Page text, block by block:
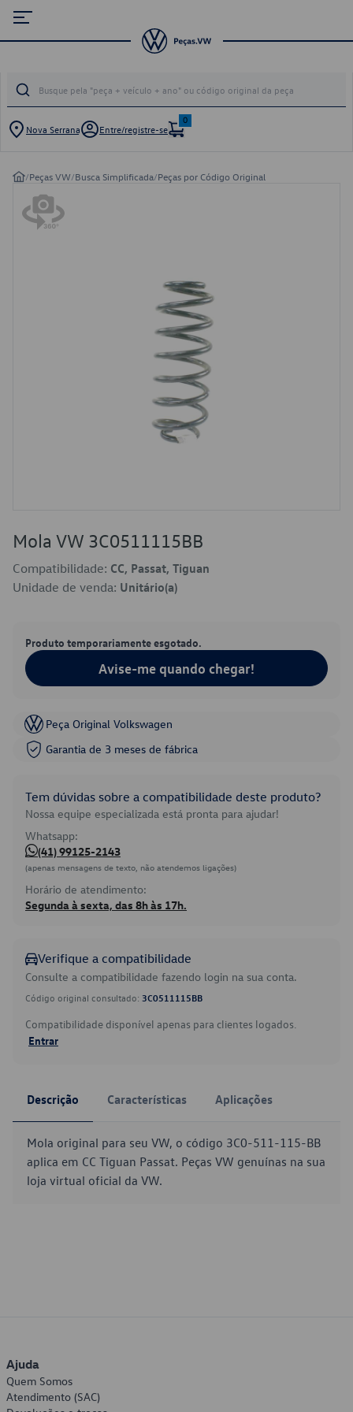
Nova Serrana Entre/registre-se
0
/Peças VW/Busca Simplificada/Peças por Código Original
Mola VW 3C0511115BB
Compatibilidade: CC, Passat, Tiguan
Unidade de venda: Unitário(a)
Produto temporariamente esgotado.
Avise-me quando chegar!
Peça Original Volkswagen
Garantia de 3 meses de fábrica
Tem dúvidas sobre a compatibilidade deste produto?
Nossa equipe especializada está pronta para ajudar!
Whatsapp:
(41) 99125-2143
(apenas mensagens de texto, não atendemos ligações)
Horário de atendimento:
Segunda à sexta, das 8h às 17h.
Verifique a compatibilidade
Consulte a compatibilidade fazendo login na sua conta.
Código original consultado: 3C0511115BB
Compatibilidade disponível apenas para clientes logados.
Entrar
Descrição Características Aplicações
Mola original para seu VW, o código 3C0-511-115-BB
aplica em CC Tiguan Passat. Peças VW genuínas na sua
loja virtual oficial da VW.
Ajuda
Quem Somos
Atendimento (SAC)